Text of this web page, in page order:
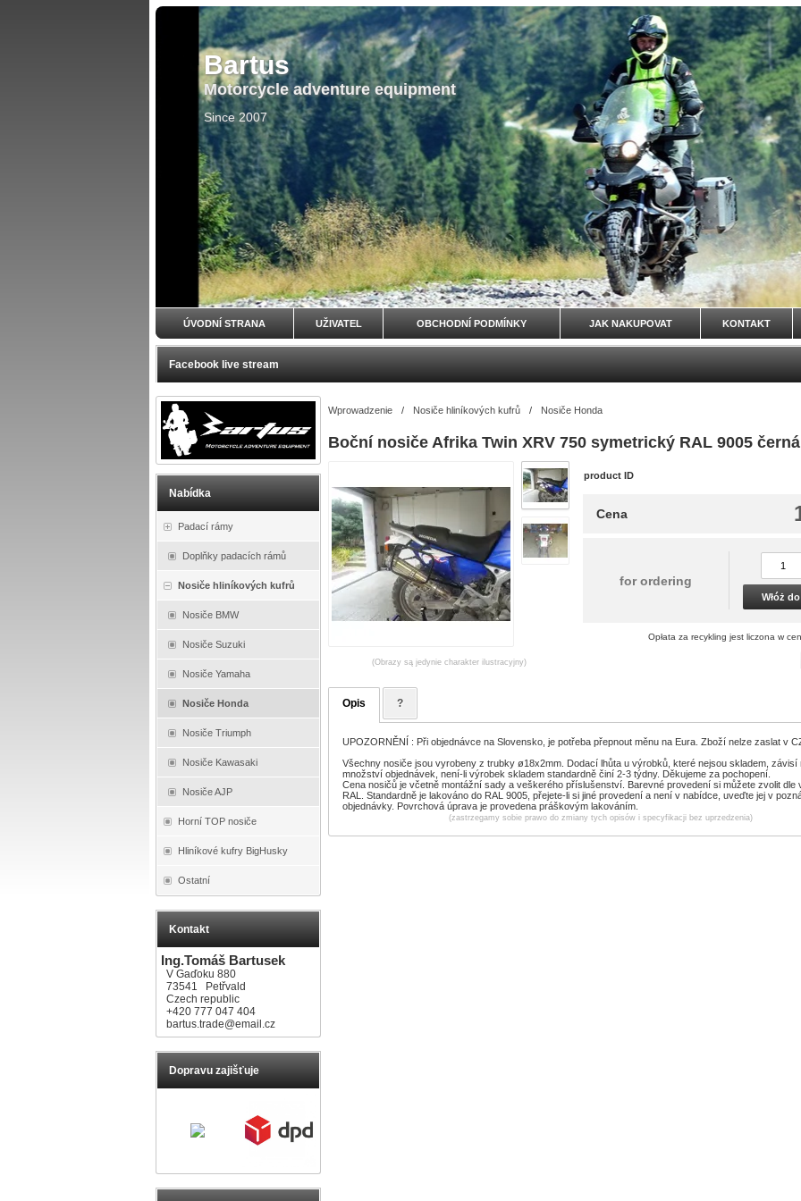
Bartus
Motorcycle adventure equipment
Since 2007
ÚVODNÍ STRANA UŽIVATEL OBCHODNÍ PODMÍNKY JAK NAKUPOVAT KONTAKT
Facebook live stream
Nabídka
Padací rámy
Doplňky padacích rámů
Nosiče hliníkových kufrů
Nosiče BMW
Nosiče Suzuki
Nosiče Yamaha
Nosiče Honda
Nosiče Triumph
Nosiče Kawasaki
Nosiče AJP
Horní TOP nosiče
Hliníkové kufry BigHusky
Ostatní
Kontakt
Ing.Tomáš Bartusek
V Gaďoku 880
73541 Petřvald
Czech republic
+420 777 047 404
bartus.trade@email.cz
Dopravu zajišťuje
Wprowadzenie / Nosiče hliníkových kufrů / Nosiče Honda
Boční nosiče Afrika Twin XRV 750 symetrický RAL 9005 černá
(Obrazy są jedynie charakter ilustracyjny)
product ID
Cena
for ordering
Włóż
Opłata za recykling jest liczona w
Opis ?
UPOZORNĚNÍ : Při objednávce na Slovensko, je potřeba přepnout měnu na Eura. Zboží nelze zaslat v
Všechny nosiče jsou vyrobeny z trubky ø18x2mm. Dodací lhůta u výrobků, které nejsou skladem, závisí
množství objednávek, není-li výrobek skladem standardně činí 2-3 týdny. Děkujeme za pochopení.
Cena nosičů je včetně montážní sady a veškerého příslušenství. Barevné provedení si můžete zvolit dle
RAL. Standardně je lakováno do RAL 9005, přejete-li si jiné provedení a není v nabídce, uveďte jej v
objednávky. Povrchová úprava je provedena práškovým lakováním.
(zastrzegamy sobie prawo do zmiany tych opisów i specyfikacji bez uprzedzenia)